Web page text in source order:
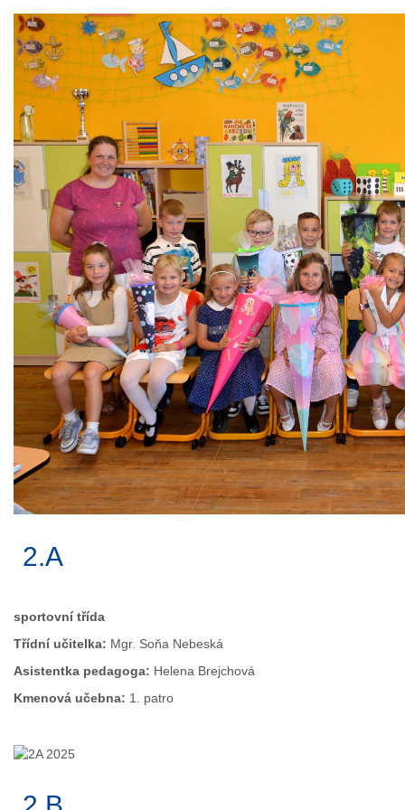
2.A
sportovní třída
Třídní učitelka: Mgr. Soňa Nebeská
Asistentka pedagoga: Helena Brejchová
Kmenová učebna: 1. patro